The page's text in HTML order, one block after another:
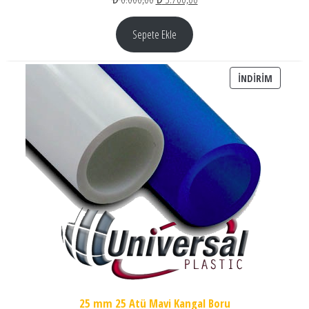
Sepete Ekle
İNDIRIM
25 mm 25 Atü Mavi Kangal Boru